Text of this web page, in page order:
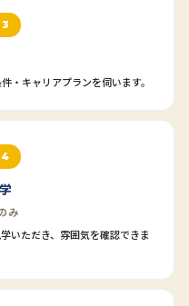
・キャリアプランを伺います。
み
いただき、雰囲気を確認できま